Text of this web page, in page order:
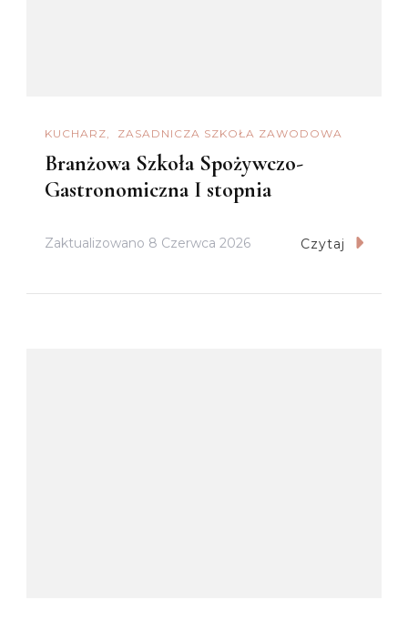
KUCHARZ ZASADNICZA SZKOŁA ZAWODOWA
Branżowa Szkoła Spożywczo-
Gastronomiczna I stopnia
Zaktualizowano 8 Czerwca 2026 Czytaj